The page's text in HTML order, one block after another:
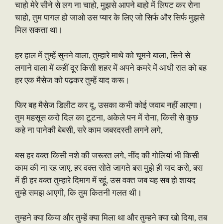
चाहो मेरे सीने से लग ना चाहो, मुझसे आपने बाहो में लिपट कर रोना
चाहो, तुम पागल हो जाओ उस प्यार के लिए जो सिर्फ और सिर्फ मुझसे
मिल सकता था।
हर हाल में तुम्हें सुनने वाला, तुम्हारे माथे को चूमने बाला, सिने से
लगाने वाला में कहीं दूर किसी शहर में अपने कमरे में आधी रात को बह
हर एक मैसेज को पढ़कर तुम्हें याद करू।
फिर बह मैसेज डिलीट कर दू, उसका कभी कोई जवाब नहीं आएगा।
तुम महसूस करो दिल का टूटना, अकेले पन में रोना, किसी से कुछ
कहे ना पानेकी बेबसी, सरे काम जबरदस्ती लगने लगे,
बस हर वक्त किसी नशे की जरूरत लगे, नींद की गोलियां भी किसी
काम की ना रह जाए, हर वक्त सोते जागते बस मुझे ही याद करो, बस
में ही हर वक्त तुम्हारे दिमाग में रहूं, उस वक्त जब यह सब हो शायद
तुम्हे समझ आएगी, कि तुम कितनी गलत थी।
तुम्हने क्या किया और तुम्हें क्या मिला था और तुम्हने क्या खो दिया, तब